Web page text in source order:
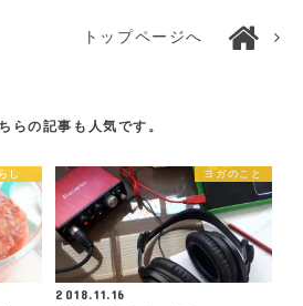
トップページへ
らの記事も人気です。
し ヨガのこと
2018.11.16